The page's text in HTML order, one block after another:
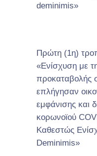
deminimis»
Πρώτη (1η)
«Ενίσχυση με
προκαταβολής
επλήγησαν
εμφάνισης και
κορωνοϊού
Καθεστώς
Deminimis»